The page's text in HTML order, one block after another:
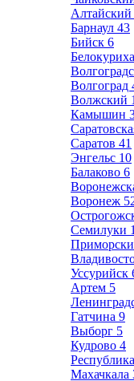
Алтайский
Барнаул 43
Бийск 6
Белокуриха
Волгоград
Волжский
Камышин
Саратов 41
Энгельс 10
Балаково 6
Воронеж
Семилуки 1
Уссурийск
Артем 5
Гатчина 9
Выборг 5
Кудрово 4
Махачкала